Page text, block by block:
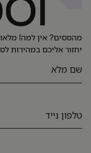
מהססים? אין למה!
יחזור אליכם במהירות